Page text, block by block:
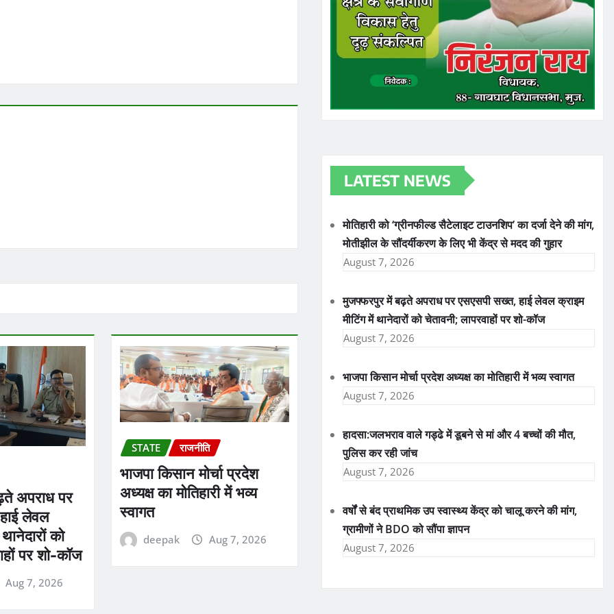
अपराध पर
लेवल
को
पर शो-कॉज
Aug 7, 2026
STATE राजनीति
भाजपा किसान मोर्चा प्रदेश
अध्यक्ष का मोतिहारी में भव्य
स्वागत
deepak Aug 7, 2026
LATEST NEWS
मोतिहारी को ‘ग्रीनफील्ड सैटेलाइट टाउनशिप’ का दर्जा देने की मांग,
मोतीझील के सौंदर्यीकरण के लिए भी केंद्र से मदद की गुहार
August 7, 2026
मुजफ्फरपुर में बढ़ते अपराध पर एसएसपी सख्त, हाई लेवल क्राइम
मीटिंग में थानेदारों को चेतावनी; लापरवाहों पर शो-कॉज
August 7, 2026
भाजपा किसान मोर्चा प्रदेश अध्यक्ष का मोतिहारी में भव्य स्वागत
August 7, 2026
हादसा:जलभराव वाले गड्ढे में डूबने से मां और 4 बच्चों की मौत,
पुलिस कर रही जांच
August 7, 2026
वर्षों से बंद प्राथमिक उप स्वास्थ्य केंद्र को चालू करने की मांग,
ग्रामीणों ने BDO को सौंपा ज्ञापन
August 7, 2026